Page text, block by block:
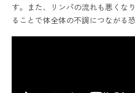
す。また、リンパの流れも悪くな
ることで体全体の不調につながる